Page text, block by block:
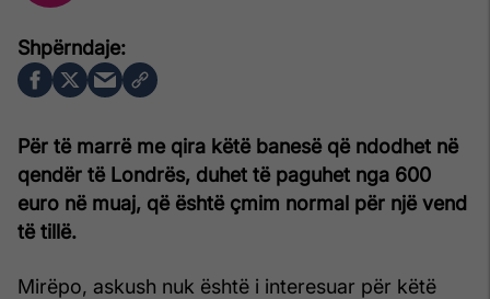
Për të marrë me qira këtë banesë që ndodhet në
qendër të Londrës, duhet të paguhet nga 600
euro në muaj, që është çmim normal për një vend
të tillë.
Mirëpo, askush nuk është i interesuar për këtë